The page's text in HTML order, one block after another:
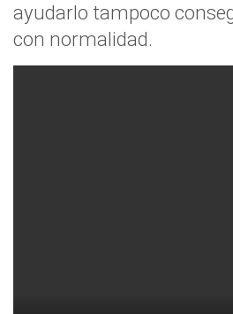
ayudarlo tampoco
con normalidad.